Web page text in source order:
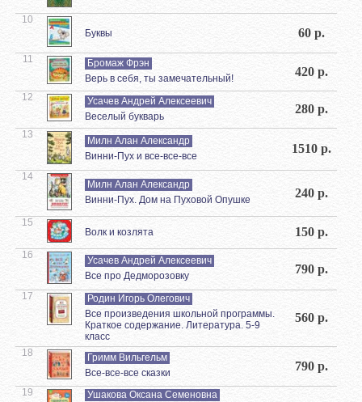
10
Буквы
60 р.
11
Бромаж Фрэн
Верь в себя, ты замечательный!
420 р.
12
Усачев Андрей Алексеевич
Веселый букварь
280 р.
13
Милн Алан Александр
Винни-Пух и все-все-все
1510 р.
14
Милн Алан Александр
Винни-Пух. Дом на Пуховой Опушке
240 р.
15
Волк и козлята
150 р.
16
Усачев Андрей Алексеевич
Все про Дедморозовку
790 р.
17
Родин Игорь Олегович
Все произведения школьной программы.
Краткое содержание. Литература. 5-9
класс
560 р.
18
Гримм Вильгельм
Все-все-все сказки
790 р.
19
Ушакова Оксана Семеновна